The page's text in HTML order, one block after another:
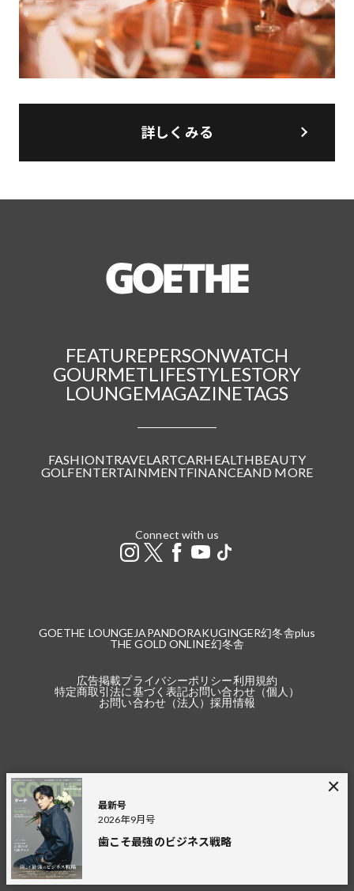
詳しくみる
最新号
2026年9月号
歯こそ最強のビジネス戦略
FEATUREPERSONWATCH
GOURMETLIFESTYLESTORY
LOUNGEMAGAZINETAGS
FASHIONTRAVEL ARTCARHEALTHBEAUTY
GOLFENTERTAINMENTFINANCEAND MORE
Connect with us
GOETHE LOUNGE JAPANDORAKUGINGER幻冬舎plus
THE GOLD ONLINE幻冬舎
広告掲載プライバシーポリシー利用規約
特定商取引法に基づく表記お問い合わせ（個人）
お問い合わせ（法人）採用情報
※本サイトで掲載している商品の価格は2021年4月24日以降の記事より税込（本
2021年4月23日以前の記事は、税込と記載している場合を除き、本体価格（税
抜）の金額です。
税込の場合の税額は掲載当時の税率に準じます。